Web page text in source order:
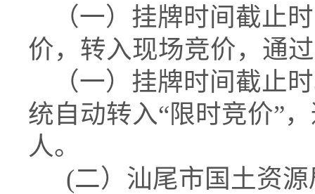
（一）挂牌时间截止
价，转入现场竞价，通
（一）挂牌时间截止
统自动转入“限时竞价”
人。
(二）汕尾市国土资源